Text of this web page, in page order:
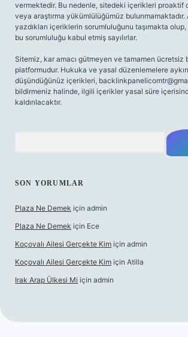
vermektedir. Bu nedenle, sitedeki içerikleri proaktif
veya araştırma yükümlülüğümüz
yazdıkları içeriklerin sorumluluğunu taşımakta
bu sorumluluğu kabul etmiş sayılırlar.
Sitemiz, kar amacı gütmeyen ve tamamen ücretsiz
platformudur. Hukuka ve yasal düzenlemelere
düşündüğünüz içerikleri,
bildirmeniz halinde, ilgili içerikler yasal süre
kaldırılacaktır.
SON YORUMLAR
Plaza Ne Demek için admin
Plaza Ne Demek için Ece
Koçovalı Ailesi Gerçekte Kim için admin
Koçovalı Ailesi Gerçekte Kim için Atilla
Irak Arap Ülkesi Mi için admin